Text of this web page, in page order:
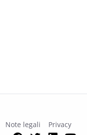
Note legali Privacy